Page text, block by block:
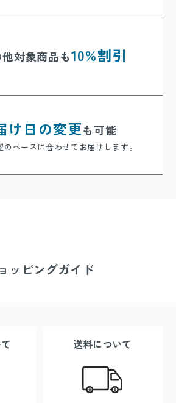
他対象商品も10%割引
け日の変更も可能
のペースに合わせてお届けします。
ッピングガイド
送料について